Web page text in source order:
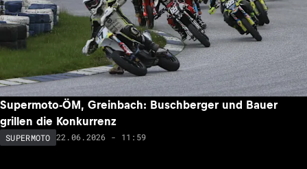
Supermoto-ÖM, Greinbach: Buschberger und Bauer
grillen die Konkurrenz
SUPERMOTO 22.06.2026 - 11:59